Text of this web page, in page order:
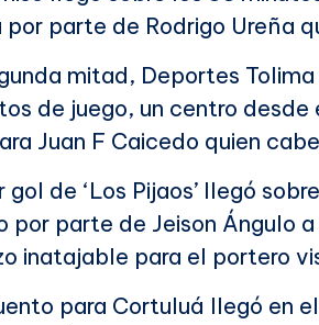
por parte de Rodrigo Ureña
mitad, Deportes
de juego, un centro
Juan F Caicedo quien
gol de ‘Los Pijaos’ llegó
por parte de Jeison Ángulo
inatajable para el portero
para Cortuluá llegó en